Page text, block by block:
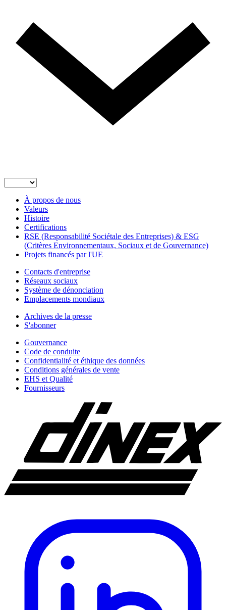
À propos de nous
Valeurs
Histoire
Certifications
RSE (Responsabilité Sociétale des Entreprises) & ESG
(Critères Environnementaux, Sociaux et de Gouvernance)
Projets financés par l'UE
Contacts d'entreprise
Réseaux sociaux
Système de dénonciation
Emplacements mondiaux
Archives de la presse
S'abonner
Gouvernance
Code de conduite
Confidentialité et éthique des données
Conditions générales de vente
EHS et Qualité
Fournisseurs